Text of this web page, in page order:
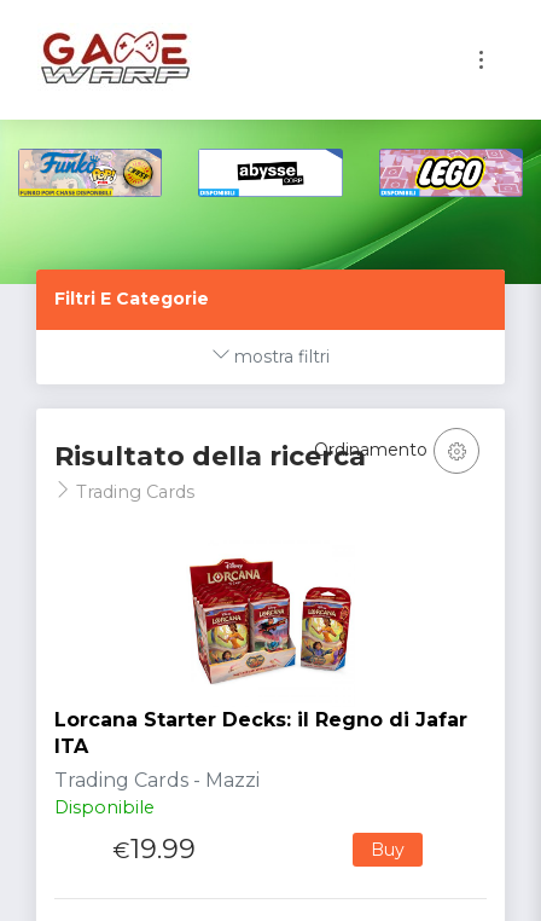
Filtri E Categorie
mostra filtri
Risultato della ricerca
Trading Cards
Ordinamento
Lorcana Starter Decks: il Regno di Jafar
ITA
Trading Cards - Mazzi
Disponibile
€19.99 Buy